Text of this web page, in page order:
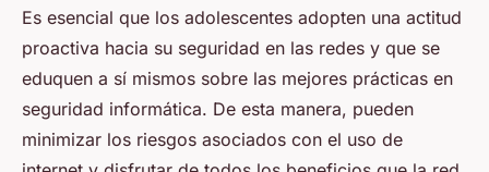
Es esencial que los adolescentes adopten una actitud
proactiva hacia su seguridad en las redes y que se
eduquen a sí mismos sobre las mejores prácticas en
seguridad informática. De esta manera, pueden
minimizar los riesgos asociados con el uso de